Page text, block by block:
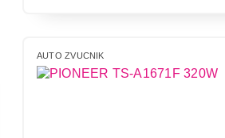
AUTO ZVUCNIK